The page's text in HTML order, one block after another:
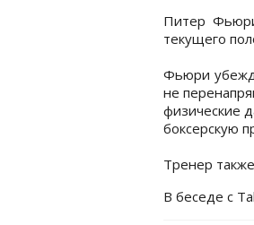
Питер
текущего
Фьюри
не
физические
боксерскую
Тренер
В беседе с